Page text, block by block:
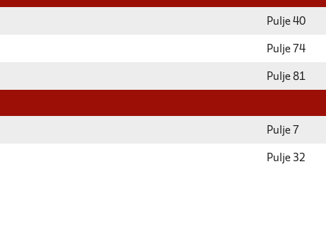
Pulje 40
Pulje 74
Pulje 81
Pulje 7
Pulje 32